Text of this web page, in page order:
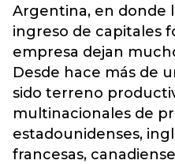
Argentina, en donde
ingreso de capitales
empresa dejan
Desde hace más de
sido terreno
multinacionales de
estadounidenses,
francesas,